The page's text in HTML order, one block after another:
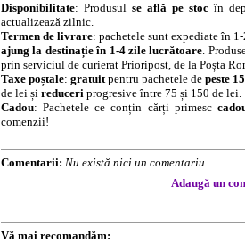
Disponibilitate: Produsul se află pe stoc în
actualizează zilnic.
Termen de livrare: pachetele sunt expediate în
ajung la destinație în 1-4 zile lucrătoare.
prin serviciul de curierat Prioripost, de la Poșta
Taxe poștale: gratuitpentru pachetele de peste
de lei și reduceri progresive între 75 și 150 de lei.
Cadou: Pachetele ce conțin cărți primesc
comenzii!
Comentarii: Nu există nici un comentariu...
Adaugă un
Vă mai recomandăm: